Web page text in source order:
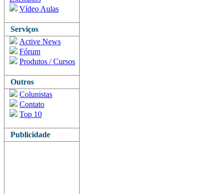
Vídeo Aulas
Serviços
Active News
Fórum
Produtos / Cursos
Outros
Colunistas
Contato
Top 10
Publicidade